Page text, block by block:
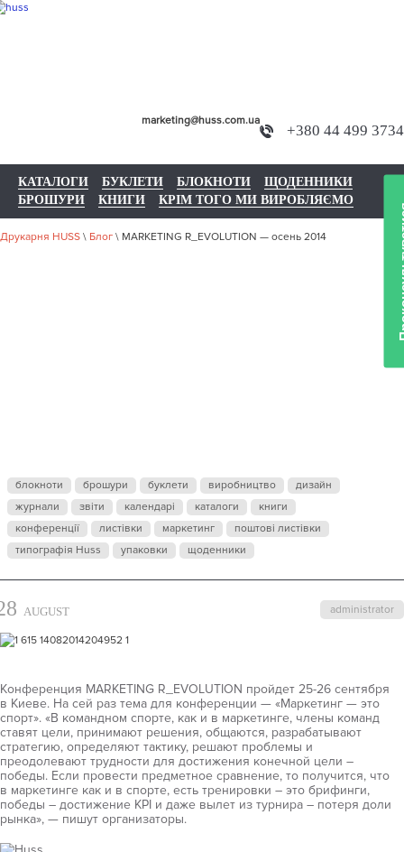
+380 44 499 3734
marketing@huss.com.ua
КАТАЛОГИ БУКЛЕТИ БЛОКНОТИ
ЩОДЕННИКИ
БРОШУРИ
КНИГИ КРІМ ТОГО МИ ВИРОБЛЯЄМО
Друкарня HUSS \ Блог \ MARKETING R_EVOLUTION — осень 2014
MARKETING
— ОСЕНЬ
2014
блокноти брошури буклети виробництво
дизайн
журнали
звіти календарі каталоги
книги
конференції
листівки маркетинг
поштові листівки
типографія Huss
упаковки щоденники
administrator
AUGUST
Конференция MARKETING R_EVOLUTION пройдет 25-26 сентября
в Киеве. На сей раз тема для конференции — «Маркетинг — это
спорт». «В командном спорте, как и в маркетинге, члены команд
ставят цели, принимают решения, общаются, разрабатывают
стратегию, определяют тактику, решают проблемы и
преодолевают трудности для достижения конечной цели –
победы. Если провести предметное сравнение, то получится, что
в маркетинге как и в спорте, есть тренировки – это брифинги,
победы – достижение KPI и даже вылет из турнира – потеря доли
рынка», — пишут организаторы.